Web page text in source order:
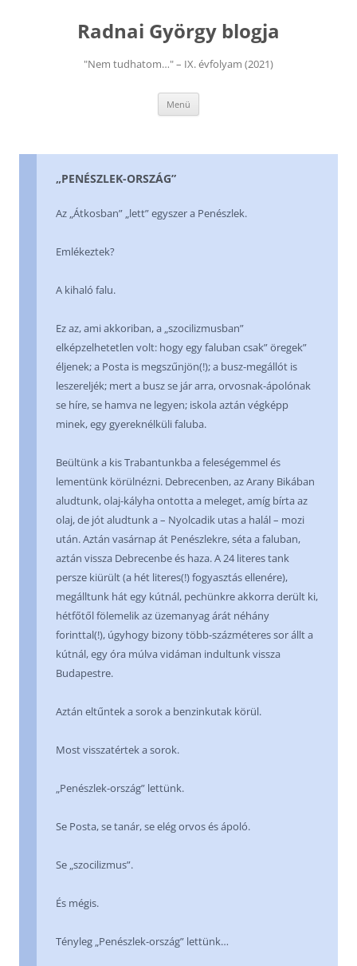
Radnai György blogja
"Nem tudhatom…" – IX. évfolyam (2021)
Menü
„PENÉSZLEK-ORSZÁG”
Az „Átkosban” „lett” egyszer a Penészlek.
Emlékeztek?
A kihaló falu.
Ez az, ami akkoriban, a „szocilizmusban”
elképzelhetetlen volt: hogy egy faluban csak” öregek”
éljenek; a Posta is megszűnjön(!); a busz-megállót is
leszereljék; mert a busz se jár arra, orvosnak-ápolónak
se híre, se hamva ne legyen; iskola aztán végképp
minek, egy gyereknélküli faluba.
Beültünk a kis Trabantunkba a feleségemmel és
lementünk körülnézni. Debrecenben, az Arany Bikában
aludtunk, olaj-kályha ontotta a meleget, amíg bírta az
olaj, de jót aludtunk a – Nyolcadik utas a halál – mozi
után. Aztán vasárnap át Penészlekre, séta a faluban,
aztán vissza Debrecenbe és haza. A 24 literes tank
persze kiürült (a hét literes(!) fogyasztás ellenére),
megálltunk hát egy kútnál, pechünkre akkorra derült ki,
hétfőtől fölemelik az üzemanyag árát néhány
forinttal(!), úgyhogy bizony több-százméteres sor állt a
kútnál, egy óra múlva vidáman indultunk vissza
Budapestre.
Aztán eltűntek a sorok a benzinkutak körül.
Most visszatértek a sorok.
„Penészlek-ország” lettünk.
Se Posta, se tanár, se elég orvos és ápoló.
Se „szocilizmus”.
És mégis.
Tényleg „Penészlek-ország” lettünk…